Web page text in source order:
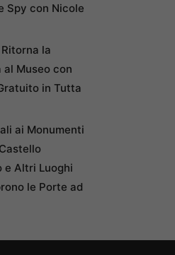
Spy con Nicole
la
al Museo con
in Tutta
ai Monumenti
e Altri Luoghi
le Porte ad